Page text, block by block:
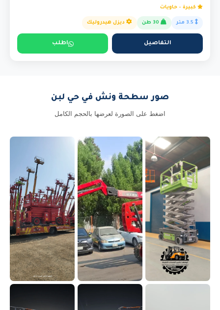
كبيرة - حاويات
ديزل هيدروليك
التفاصيل اطلب
صور سطحة ونش في حي لبن
اضغط على الصورة لعرضها بالحجم الكامل